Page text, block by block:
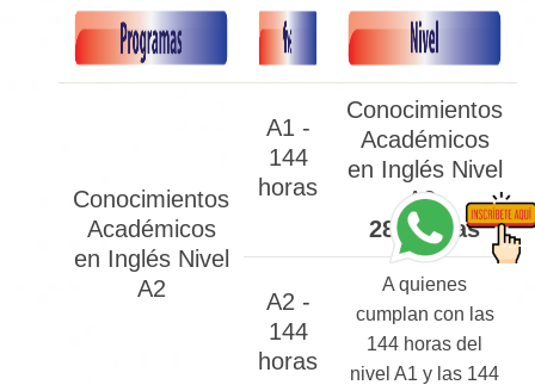
Conocimientos
Académicos
en Inglés Nivel
A2
A1 -
144
horas
Conocimientos
Académicos
en Inglés Nivel
A2
288 horas
A2 -
144
horas
A quienes
cumplan con las
144 horas del
nivel A1 y las 144